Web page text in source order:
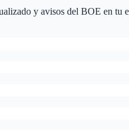
y avisos del BOE en tu